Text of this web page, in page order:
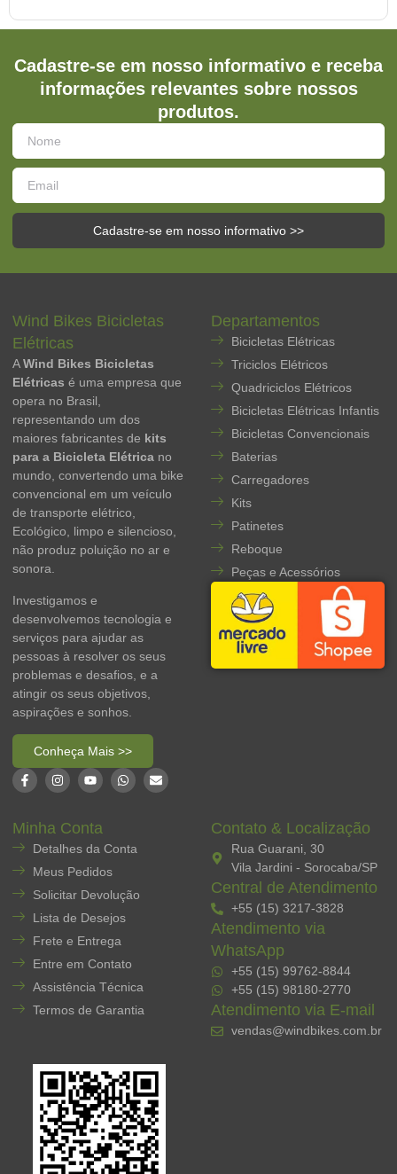
Cadastre-se em nosso informativo e receba
informações relevantes sobre nossos
produtos.
Cadastre-se em nosso informativo >>
Wind Bikes Bicicletas
Elétricas
AWind Bikes Bicicletas
Elétricas é uma empresa que
opera no Brasil,
representando um dos
maiores fabricantes de kits
para a Bicicleta Elétrica no
mundo, convertendo uma bike
convencional em um veículo
de transporte elétrico,
Ecológico, limpo e silencioso,
não produz poluição no ar e
sonora.
Investigamos e
desenvolvemos tecnologia e
serviços para ajudar as
pessoas à resolver os seus
problemas e desafios, e a
atingir os seus objetivos,
aspirações e sonhos.
Conheça Mais >>
Departamentos
Bicicletas Elétricas
Triciclos Elétricos
Quadriciclos Elétricos
Bicicletas Elétricas Infantis
Bicicletas Convencionais
Baterias
Carregadores
Kits
Patinetes
Reboque
Peças e Acessórios
Minha Conta
Detalhes da Conta
Meus Pedidos
Solicitar Devolução
Lista de Desejos
Frete e Entrega
Entre em Contato
Assistência Técnica
Termos de Garantia
Contato & Localização
Rua Guarani, 30
Vila Jardini - Sorocaba/SP
Central de Atendimento
+55 (15) 3217-3828
Atendimento via
WhatsApp
+55 (15) 99762-8844
+55 (15) 98180-2770
Atendimento via E-mail
vendas@windbikes.com.br